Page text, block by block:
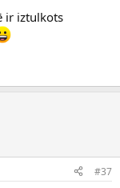
ir iztulkots
#37